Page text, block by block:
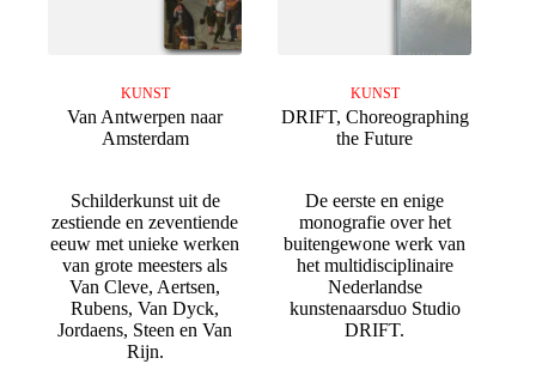
KUNST
Van Antwerpen naar
Amsterdam
Schilderkunst uit de
zestiende en zeventiende
eeuw met unieke werken
van grote meesters als
Van Cleve, Aertsen,
Rubens, Van Dyck,
Jordaens, Steen en Van
Rijn.
KUNST
DRIFT, Choreographing
the Future
De eerste en enige
monografie over het
buitengewone werk van
het multidisciplinaire
Nederlandse
kunstenaarsduo Studio
DRIFT.